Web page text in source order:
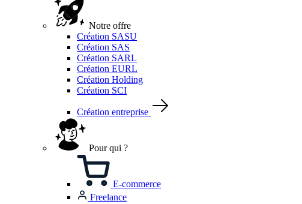
Notre offre
Création SASU
Création SAS
Création SARL
Création EURL
Création Holding
Création SCI
Création entreprise
Pour qui ?
E-commerce
Freelance